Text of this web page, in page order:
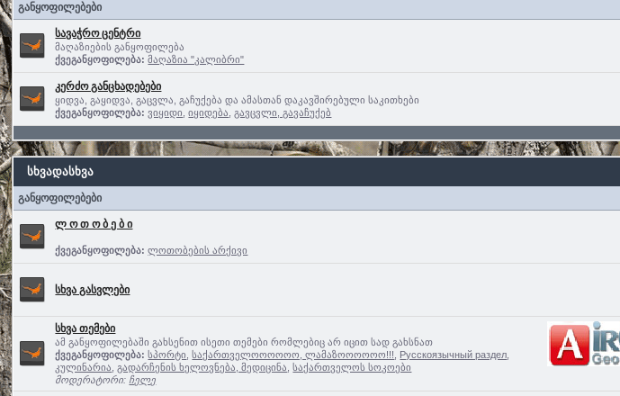
განყოფილებები
სავაჭრო ცენტრი
მაღაზიების განყოფილება
ქვეგანყოფილება: მაღაზია "კალიბრი"
კერძო განცხადებები
ყიდვა, გაყიდვა, გაცვლა, გაჩუქება და ამასთან დაკავშირებული საკითხები
ქვეგანყოფილება: ვიყიდი ,იყიდება ,გავცვლი, გავაჩუქებ
სხვადასხვა
განყოფილებები
ლ ო თ ო ბ ე ბ ი
ქვეგანყოფილება: ლოთობების არქივი
სხვა გასვლები
სხვა თემები
ამ განყოფილებაში გახსენით ისეთი თემები რომლებიც არ იცით სად გახსნათ
ქვეგანყოფილება: სპორტი ,საქართველოოოოოო, ლამაზოოოოოო!!! Русскоязычный раздел
კულინარია ,გადარჩენის ხელოვნება, მედიცინა ,საქართველოს სოკოები
მოდერატორი: ჩელე